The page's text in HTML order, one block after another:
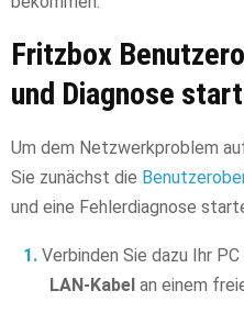
Fritzbox
und Diagnose
Um dem Netzwerkproblem
Sie zunächst die
und eine Fehlerdiagnose
Verbinden Sie dazu Ihr
LAN-Kabel an einem